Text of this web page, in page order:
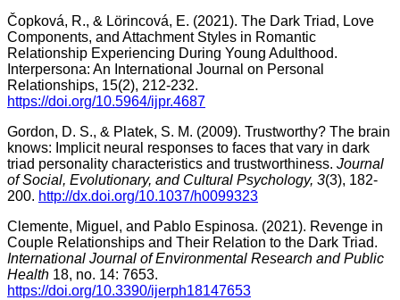
Čopková, R., & Lörincová, E. (2021). The Dark Triad, Love
Components, and Attachment Styles in Romantic
Relationship Experiencing During Young Adulthood.
Interpersona: An International Journal on Personal
Relationships, 15(2), 212-232.
https://doi.org/10.5964/ijpr.4687
Gordon, D. S., & Platek, S. M. (2009). Trustworthy? The brain
knows: Implicit neural responses to faces that vary in dark
triad personality characteristics and trustworthiness. Journal
of Social, Evolutionary, and Cultural Psychology, 3(3), 182-
200. http://dx.doi.org/10.1037/h0099323
Clemente, Miguel, and Pablo Espinosa. (2021). Revenge in
Couple Relationships and Their Relation to the Dark Triad.
International Journal of Environmental Research and Public
Health 18, no. 14: 7653.
https://doi.org/10.3390/ijerph18147653